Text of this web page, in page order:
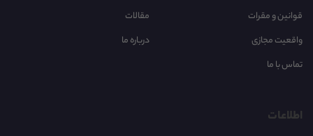
قوانین و مقرات
مقالات
واقعیت مجازی
درباره ما
تماس با ما
اطلاعات